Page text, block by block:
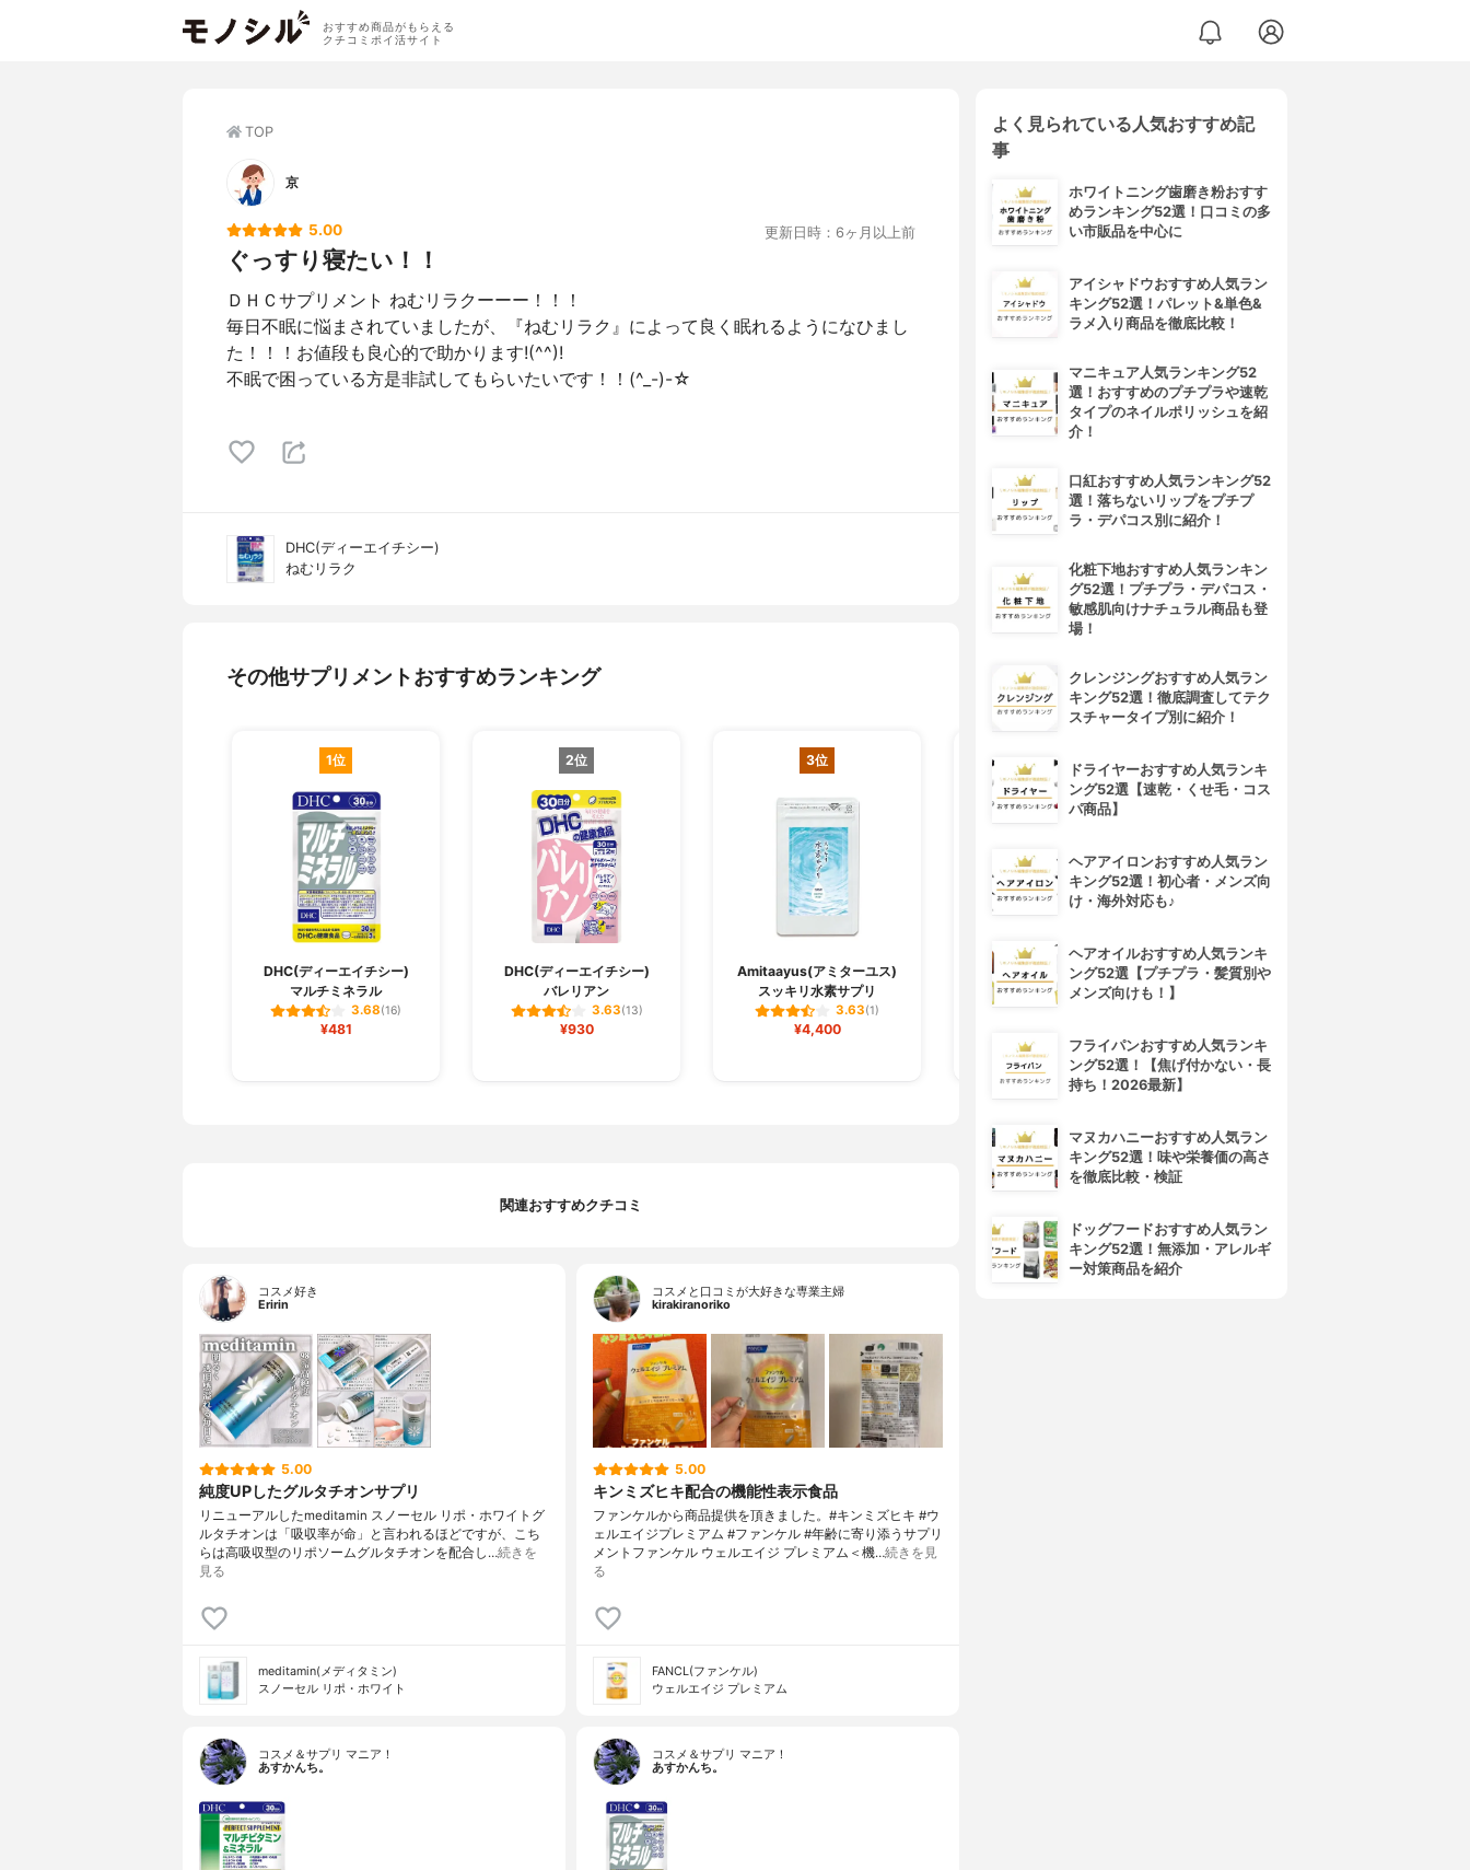
おすすめ商品がもらえる
クチコミポイ活サイト
TOP
京
5.00 更新日時：6ヶ月以上前
ぐっすり寝たい！！
ＤＨＣサプリメント ねむリラクーーー！！！
毎日不眠に悩まされていましたが、『ねむリラク』によって良く眠れるようになひまし
た！！！お値段も良心的で助かります!(^^)!
不眠で困っている方是非試してもらいたいです！！(^_-)-☆
DHC(ディーエイチシー)
ねむリラク
その他サプリメントおすすめランキング
1位
DHC(ディーエイチシー)
マルチミネラル
3.68(16)
¥481
2位
DHC(ディーエイチシー)
バレリアン
3.63(13)
¥930
3位
Amitaayus(アミターユス)
スッキリ水素サプリ
3.63(1)
¥4,400
4位
オーズインターナショナル
ヒマラヤモリンガ
関連おすすめクチコミ
コスメ好き
Eririn
5.00
純度UPしたグルタチオンサプリ
リニューアルしたmeditamin スノーセル リポ・ホワイトグ
ルタチオンは「吸収率が命」と言われるほどですが、こち
らは高吸収型のリポソームグルタチオンを配合し…続きを
見る
meditamin(メディタミン)
スノーセル リポ・ホワイト
コスメと口コミが大好きな専業主婦
kirakiranoriko
5.00
キンミズヒキ配合の機能性表示食品
ファンケルから商品提供を頂きました。#キンミズヒキ #ウ
ェルエイジプレミアム #ファンケル #年齢に寄り添うサプリ
メントファンケル ウェルエイジ プレミアム＜機…続きを見
る
FANCL(ファンケル)
ウェルエイジ プレミアム
コスメ＆サプリ マニア！
あすかんち。
コスメ＆サプリ マニア！
あすかんち。
よく見られている人気おすすめ記
事
ホワイトニング歯磨き粉おすす
めランキング52選！口コミの多
い市販品を中心に
アイシャドウおすすめ人気ラン
キング52選！パレット&単色&
ラメ入り商品を徹底比較！
マニキュア人気ランキング52
選！おすすめのプチプラや速乾
タイプのネイルポリッシュを紹
介！
口紅おすすめ人気ランキング52
選！落ちないリップをプチプ
ラ・デパコス別に紹介！
化粧下地おすすめ人気ランキン
グ52選！プチプラ・デパコス・
敏感肌向けナチュラル商品も登
場！
クレンジングおすすめ人気ラン
キング52選！徹底調査してテク
スチャータイプ別に紹介！
ドライヤーおすすめ人気ランキ
ング52選【速乾・くせ毛・コス
パ商品】
ヘアアイロンおすすめ人気ラン
キング52選！初心者・メンズ向
け・海外対応も♪
ヘアオイルおすすめ人気ランキ
ング52選【プチプラ・髪質別や
メンズ向けも！】
フライパンおすすめ人気ランキ
ング52選！【焦げ付かない・長
持ち！2026最新】
マヌカハニーおすすめ人気ラン
キング52選！味や栄養価の高さ
を徹底比較・検証
ドッグフードおすすめ人気ラン
キング52選！無添加・アレルギ
ー対策商品を紹介